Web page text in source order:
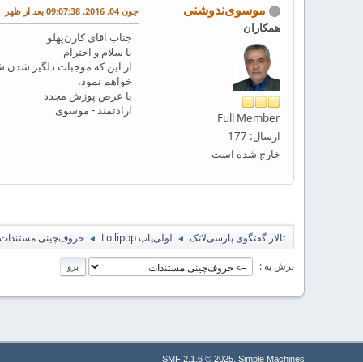
موسوی‌ندوشنی
همکاران
Full Member
ارسال: 177
خارج شده است
جون 04, 2016, 09:07:38 بعد از ظهر
جناب آقای کارن‌پهلو
با سلام و احترام
از این که موجبات دلگیر
خواهم نمود.
با عرض پوزش مجدد
ارادتمند - موسوی
تالار گفتگوی پارسی‌لاتک ◄ لولی‌پاپ Lollipop ◄ حروف‌چینی مستندات
پرش به
SMF 2.1.6 © 2025, Simple Machines